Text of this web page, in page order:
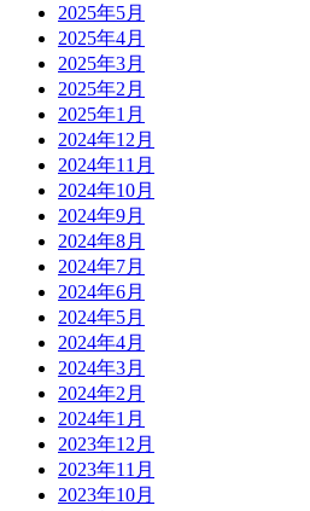
2025年5月
2025年4月
2025年3月
2025年2月
2025年1月
2024年12月
2024年11月
2024年10月
2024年9月
2024年8月
2024年7月
2024年6月
2024年5月
2024年4月
2024年3月
2024年2月
2024年1月
2023年12月
2023年11月
2023年10月